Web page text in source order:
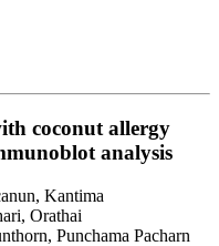
coconut allergy
analysis
Kantima
Orathai
Punchama Pacharn